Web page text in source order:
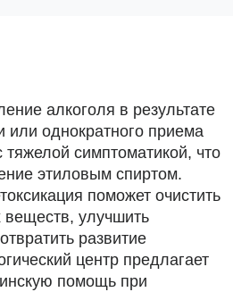
алкоголя в результате
или однократного приема
симптоматикой, что
этиловым спиртом.
поможет очистить
веществ, улучшить
развитие
центр предлагает
помощь при